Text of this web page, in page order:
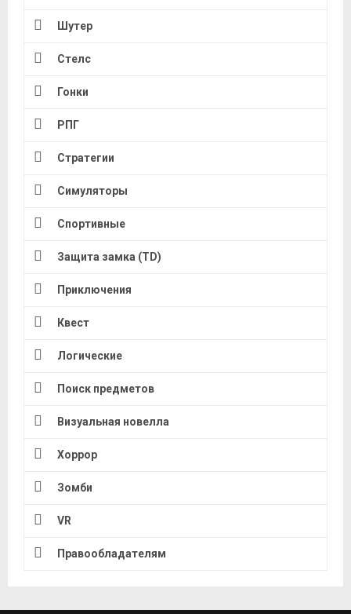
Шутер
Стелс
Гонки
РПГ
Стратегии
Симуляторы
Спортивные
Защита замка (TD)
Приключения
Квест
Логические
Поиск предметов
Визуальная новелла
Хоррор
Зомби
VR
Правообладателям